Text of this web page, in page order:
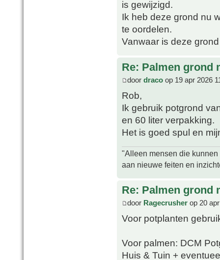
is gewijzigd.
Ik heb deze grond nu
te oordelen.
Vanwaar is deze
Re: Palmen grond
door draco op 19 apr 2026
Rob,
Ik gebruik potgrond
en 60 liter verpakking.
Het is goed spul en
"Alleen mensen die
aan nieuwe feiten en
Re: Palmen grond
door Ragecrusher op 20
Voor potplanten
Voor palmen: DCM
Huis & Tuin +